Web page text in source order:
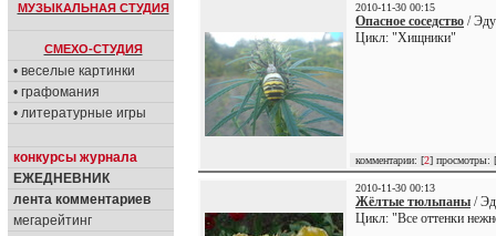
МУЗЫКАЛЬНАЯ СТУДИЯ
СМЕХО-СТУДИЯ
• веселые картинки
• графомания
• литературные игры
конкурсы журнала
ЕЖЕДНЕВНИК
лента комментариев
мегарейтинг
2010-11-30 00:15
Опасное соседство /
Цикл: "Хищники"
комментарии: [2] просмотры: [
2010-11-30 00:13
Жёлтые тюльпаны /
Цикл: "Все оттенки